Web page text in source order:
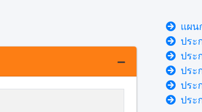
แผน
ประ
ประ
ประ
ประ
ประ